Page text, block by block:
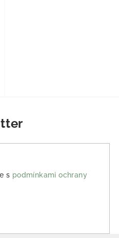
s podmínkami ochrany